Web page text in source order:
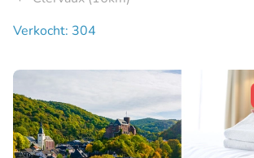
Verkocht: 304